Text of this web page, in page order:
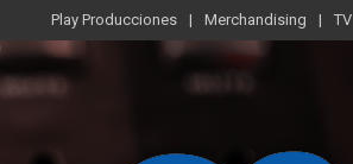
Play Producciones Merchandising TV